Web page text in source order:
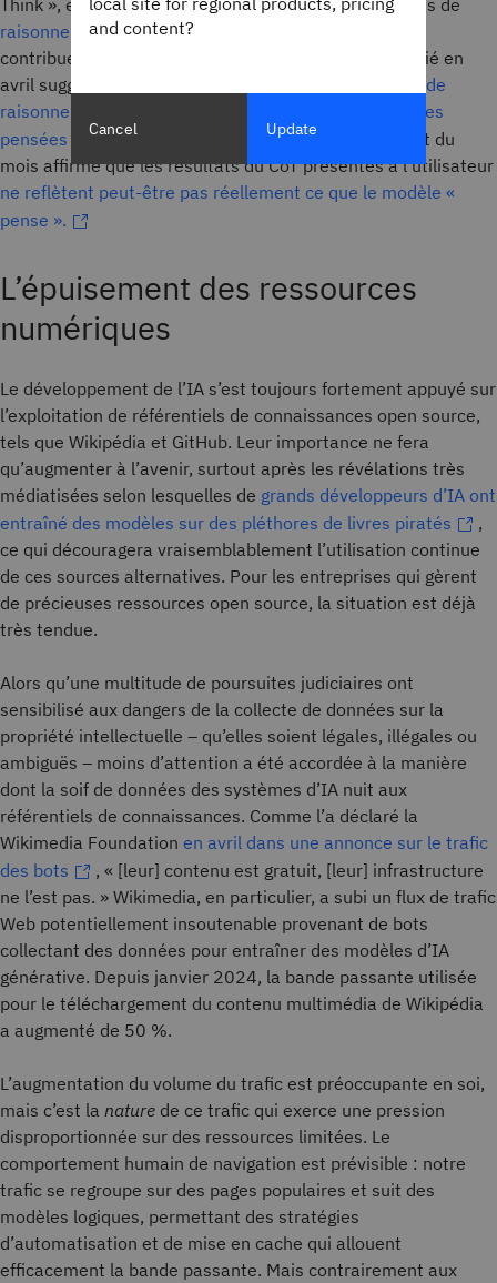
raisonnement de la chaîne de pensée
contribuent réellement aux Résultats. Un article publié en
avril suggère que pour certaines tâches,
les modèles de
raisonnement peuvent être efficaces sans produire des
pensées
D’autre part, l’étude d’Anthropic du début du
mois affirme que les résultats du CoT présentés à l’utilisateur
ne reflètent peut-être pas réellement ce que le modèle «
pense ».
L’épuisement des ressources
numériques
Le développement de l’IA s’est toujours fortement appuyé sur
l’exploitation de référentiels de connaissances open source,
tels que Wikipédia et GitHub. Leur importance ne fera
qu’augmenter à l’avenir, surtout après les révélations très
médiatisées selon lesquelles de grands développeurs d’IA ont
entraîné des modèles sur des pléthores de livres piratés
,
ce qui découragera vraisemblablement l’utilisation continue
de ces sources alternatives. Pour les entreprises qui gèrent
de précieuses ressources open source, la situation est déjà
très tendue.
Alors qu’une multitude de poursuites judiciaires ont
sensibilisé aux dangers de la collecte de données sur la
propriété intellectuelle – qu’elles soient légales, illégales ou
ambiguës – moins d’attention a été accordée à la manière
dont la soif de données des systèmes d’IA nuit aux
référentiels de connaissances. Comme l’a déclaré la
Wikimedia Foundation en avril dans une annonce sur le trafic
des bots
, « [leur] contenu est gratuit, [leur] infrastructure
ne l’est pas. » Wikimedia, en particulier, a subi un flux de trafic
Web potentiellement insoutenable provenant de bots
collectant des données pour entraîner des modèles d’IA
générative. Depuis janvier 2024, la bande passante utilisée
pour le téléchargement du contenu multimédia de Wikipédia
a augmenté de 50 %.
L’augmentation du volume du trafic est préoccupante en soi,
mais c’est la nature de ce trafic qui exerce une pression
disproportionnée sur des ressources limitées. Le
comportement humain de navigation est prévisible : notre
trafic se regroupe sur des pages populaires et suit des
modèles logiques, permettant des stratégies
d’automatisation et de mise en cache qui allouent
efficacement la bande passante. Mais contrairement aux
and content?
Cancel Update